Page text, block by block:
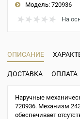
Модель: 720936
На
ОПИСАНИЕ
ДОСТАВКА ОПЛАТА
Наручные
720936. Механизм
обеспечивает